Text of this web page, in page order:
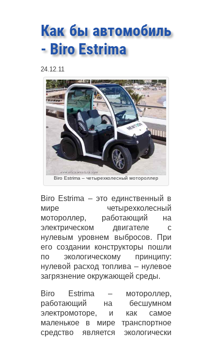
Как бы автомобиль
- Biro Estrima
24.12.11
Biro Estrima – четырехколесный мотороллер
Biro Estrima – это единственный в
мире четырехколесный
мотороллер, работающий на
электрическом двигателе с
нулевым уровнем выбросов. При
его создании конструкторы пошли
по экологическому принципу:
нулевой расход топлива – нулевое
загрязнение окружающей среды.
Biro Estrima – мотороллер,
работающий на бесшумном
электромоторе, и как самое
маленькое в мире транспортное
средство является экологически